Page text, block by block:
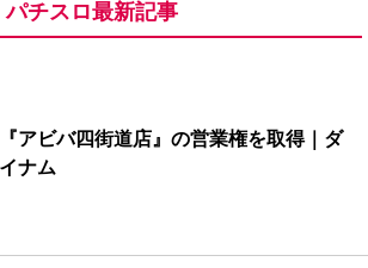
チスロ最新記事
『アビバ四街道店』の営業権を取得｜ダ
イナム